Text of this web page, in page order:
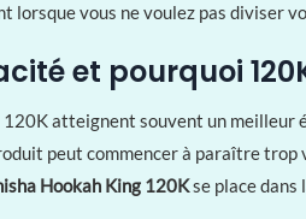
lorsque vous ne voulez pas diviser
et pourquoi
atteignent souvent un
peut commencer à paraître
Hookah King 120Kse place dans